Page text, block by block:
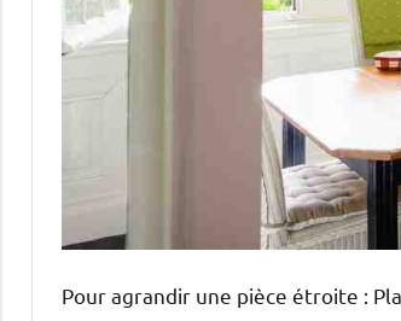
Pour agrandir une pièce étroite :